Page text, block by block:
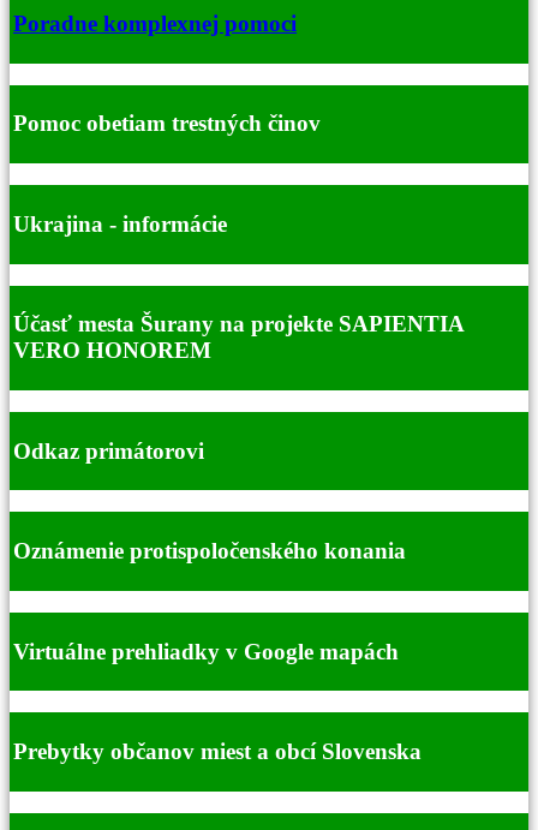
Poradne komplexnej pomoci
Pomoc obetiam trestných činov
Ukrajina - informácie
Účasť mesta Šurany na projekte SAPIENTIA
VERO HONOREM
Odkaz primátorovi
Oznámenie protispoločenského konania
Virtuálne prehliadky v Google mapách
Prebytky občanov miest a obcí Slovenska